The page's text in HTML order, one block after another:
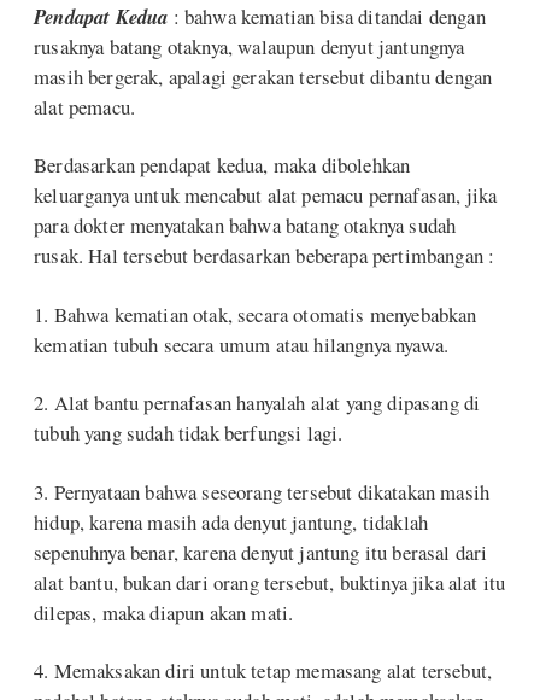
Pendapat Kedua : bahwa kematian bisa ditandai dengan
rusaknya batang otaknya, walaupun denyut jantungnya
masih bergerak, apalagi gerakan tersebut dibantu dengan
alat pemacu.
Berdasarkan pendapat kedua, maka dibolehkan
keluarganya untuk mencabut alat pemacu pernafasan, jika
para dokter menyatakan bahwa batang otaknya sudah
rusak. Hal tersebut berdasarkan beberapa pertimbangan :
1. Bahwa kematian otak, secara otomatis menyebabkan
kematian tubuh secara umum atau hilangnya nyawa.
2. Alat bantu pernafasan hanyalah alat yang dipasang di
tubuh yang sudah tidak berfungsi lagi.
3. Pernyataan bahwa seseorang tersebut dikatakan masih
hidup, karena masih ada denyut jantung, tidaklah
sepenuhnya benar, karena denyut jantung itu berasal dari
alat bantu, bukan dari orang tersebut, buktinya jika alat itu
dilepas, maka diapun akan mati.
4. Memaksakan diri untuk tetap memasang alat tersebut,